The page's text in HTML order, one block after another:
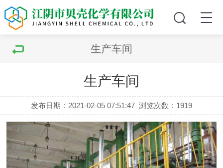
生产车间
生产车间
发布日期：2021-02-05 07:51:47 浏览次数：1919